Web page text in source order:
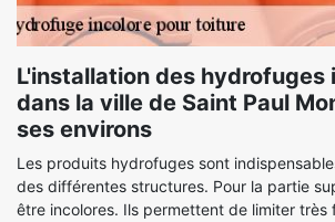
L'installation des hydrofuges
dans la ville de Saint Paul
ses environs
Les produits hydrofuges sont
des différentes structures. Pour la partie
être incolores. Ils permettent de limiter très